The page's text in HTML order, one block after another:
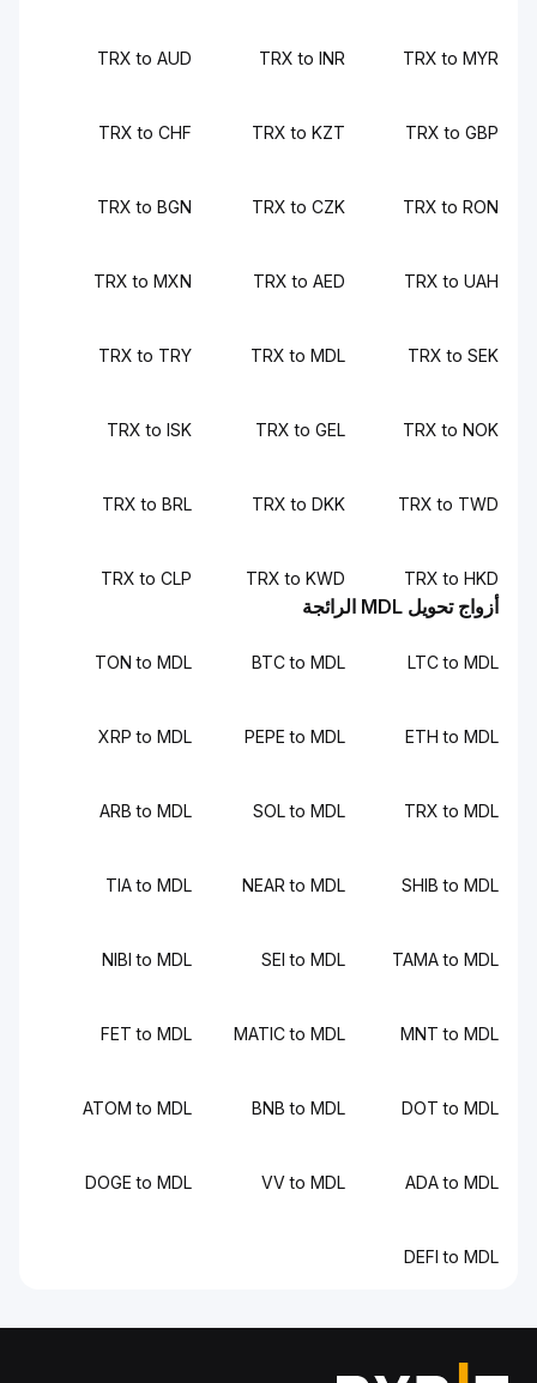
TRX to MYR
TRX to INR
TRX to AUD
TRX to GBP
TRX to KZT
TRX to CHF
TRX to RON
TRX to CZK
TRX to BGN
TRX to UAH
TRX to AED
TRX to MXN
TRX to SEK
TRX to MDL
TRX to TRY
TRX to NOK
TRX to GEL
TRX to ISK
TRX to TWD
TRX to DKK
TRX to BRL
TRX to HKD
TRX to KWD
TRX to CLP
أزواج تحويل MDL الرائجة
LTC to MDL
BTC to MDL
TON to MDL
ETH to MDL
PEPE to MDL
XRP to MDL
TRX to MDL
SOL to MDL
ARB to MDL
SHIB to MDL
NEAR to MDL
TIA to MDL
TAMA to MDL
SEI to MDL
NIBI to MDL
MNT to MDL
MATIC to MDL
FET to MDL
DOT to MDL
BNB to MDL
ATOM to MDL
ADA to MDL
VV to MDL
DOGE to MDL
DEFI to MDL